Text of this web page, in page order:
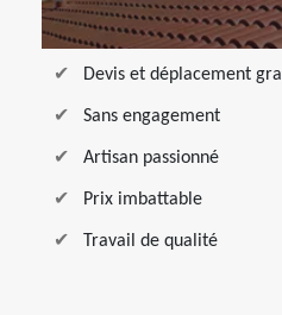
Devis et déplacement
Sans engagement
Artisan passionné
Prix imbattable
Travail de qualité